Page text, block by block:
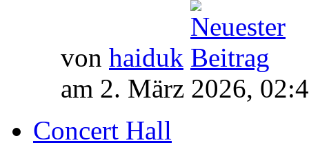
von haiduk
am 2. März 2026,
Concert Hall